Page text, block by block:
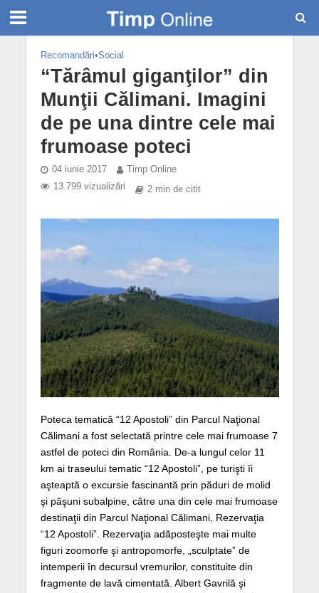
Recomandări•Social
“Tărâmul giganţilor” din
Munţii Călimani. Imagini
de pe una dintre cele mai
frumoase poteci
04 iunie 2017
Timp Online
13.799 vizualizări
2 min de citit
Poteca tematică “12 Apostoli” din Parcul Naţional
Călimani a fost selectată printre cele mai frumoase 7
astfel de poteci din România. De-a lungul celor 11
km ai traseului tematic “12 Apostoli”, pe turişti îi
aşteaptă o excursie fascinantă prin păduri de molid
şi păşuni subalpine, către una din cele mai frumoase
destinaţii din Parcul Naţional Călimani, Rezervaţia
“12 Apostoli”. Rezervaţia adăposteşte mai multe
figuri zoomorfe şi antropomorfe, „sculptate” de
intemperii în decursul vremurilor, constituite din
fragmente de lavă cimentată. Albert Gavrilă şi